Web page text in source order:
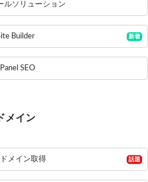
ルソリューション
Builder
SEO
ドメイン
メイン取得